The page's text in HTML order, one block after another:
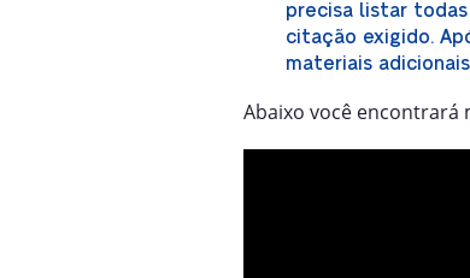
precisa listar
citação exigido.
materiais
Abaixo você encontrará